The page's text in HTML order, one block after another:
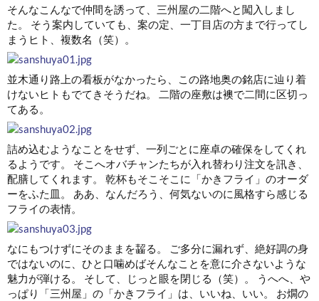
そんなこんなで仲間を誘って、三州屋の二階へと闖入しまし
た。 そう案内していても、案の定、一丁目店の方まで行ってし
まうヒト、複数名（笑）。
並木通り路上の看板がなかったら、この路地奥の銘店に辿り着
けないヒトもでてきそうだね。 二階の座敷は襖で二間に区切っ
てある。
詰め込むようなことをせず、一列ごとに座卓の確保をしてくれ
るようです。 そこへオバチャンたちが入れ替わり注文を訊き、
配膳してくれます。 乾杯もそこそこに「かきフライ」のオーダ
ーをふた皿。 ああ、なんだろう、何気ないのに風格すら感じる
フライの表情。
なにもつけずにそのままを齧る。 ご多分に漏れず、絶好調の身
ではないのに、ひと口噛めばそんなことを意に介さないような
魅力が弾ける。 そして、じっと眼を閉じる（笑）。 うへへ、や
っぱり「三州屋」の「かきフライ」は、いいね、いい。 お燗の